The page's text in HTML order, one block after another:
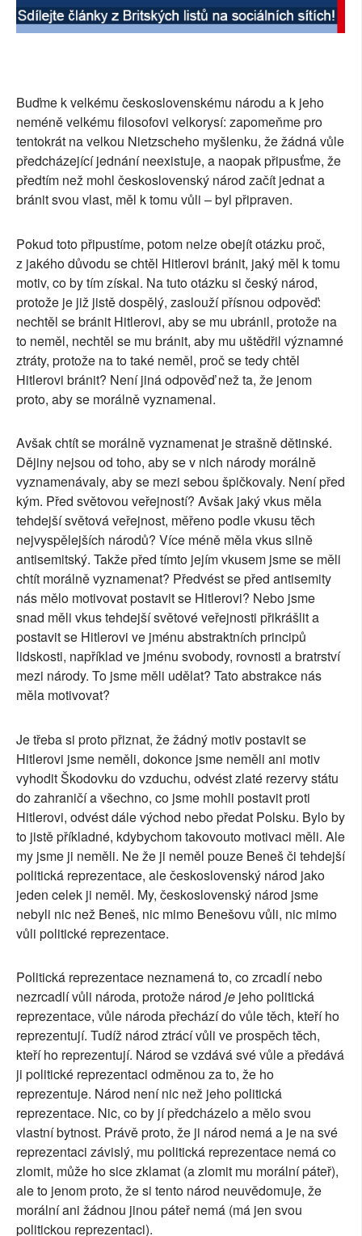
Buďme k velkému československému národu a k jeho
neméně velkému filosofovi velkorysí: zapomeňme pro
tentokrát na velkou Nietzscheho myšlenku, že žádná vůle
předcházející jednání neexistuje, a naopak připusťme, že
předtím než mohl československý národ začít jednat a
bránit svou vlast, měl k tomu vůli – byl připraven.
Pokud toto připustíme, potom nelze obejít otázku proč,
z jakého důvodu se chtěl Hitlerovi bránit, jaký měl k tomu
motiv, co by tím získal. Na tuto otázku si český národ,
protože je již jistě dospělý, zaslouží přísnou odpověď:
nechtěl se bránit Hitlerovi, aby se mu ubránil, protože na
to neměl, nechtěl se mu bránit, aby mu uštědřil významné
ztráty, protože na to také neměl, proč se tedy chtěl
Hitlerovi bránit? Není jiná odpověď než ta, že jenom
proto, aby se morálně vyznamenal.
Avšak chtít se morálně vyznamenat je strašně dětinské.
Dějiny nejsou od toho, aby se v nich národy morálně
vyznamenávaly, aby se mezi sebou špičkovaly. Není před
kým. Před světovou veřejností? Avšak jaký vkus měla
tehdejší světová veřejnost, měřeno podle vkusu těch
nejvyspělejších národů? Více méně měla vkus silně
antisemitský. Takže před tímto jejím vkusem jsme se měli
chtít morálně vyznamenat? Předvést se před antisemity
nás mělo motivovat postavit se Hitlerovi? Nebo jsme
snad měli vkus tehdejší světové veřejnosti přikrášlit a
postavit se Hitlerovi ve jménu abstraktních principů
lidskosti, například ve jménu svobody, rovnosti a bratrství
mezi národy. To jsme měli udělat? Tato abstrakce nás
měla motivovat?
Je třeba si proto přiznat, že žádný motiv postavit se
Hitlerovi jsme neměli, dokonce jsme neměli ani motiv
vyhodit Škodovku do vzduchu, odvést zlaté rezervy státu
do zahraničí a všechno, co jsme mohli postavit proti
Hitlerovi, odvést dále východ nebo předat Polsku. Bylo by
to jistě příkladné, kdybychom takovouto motivaci měli. Ale
my jsme ji neměli. Ne že ji neměl pouze Beneš či tehdejší
politická reprezentace, ale československý národ jako
jeden celek ji neměl. My, československý národ jsme
nebyli nic než Beneš, nic mimo Benešovu vůli, nic mimo
vůli politické reprezentace.
Politická reprezentace neznamená to, co zrcadlí nebo
nezrcadlí vůli národa, protože národ je jeho politická
reprezentace, vůle národa přechází do vůle těch, kteří ho
reprezentují. Tudíž národ ztrácí vůli ve prospěch těch,
kteří ho reprezentují. Národ se vzdává své vůle a předává
ji politické reprezentaci odměnou za to, že ho
reprezentuje. Národ není nic než jeho politická
reprezentace. Nic, co by jí předcházelo a mělo svou
vlastní bytnost. Právě proto, že ji národ nemá a je na své
reprezentaci závislý, mu politická reprezentace nemá co
zlomit, může ho sice zklamat (a zlomit mu morální páteř),
ale to jenom proto, že si tento národ neuvědomuje, že
morální ani žádnou jinou páteř nemá (má jen svou
politickou reprezentaci).